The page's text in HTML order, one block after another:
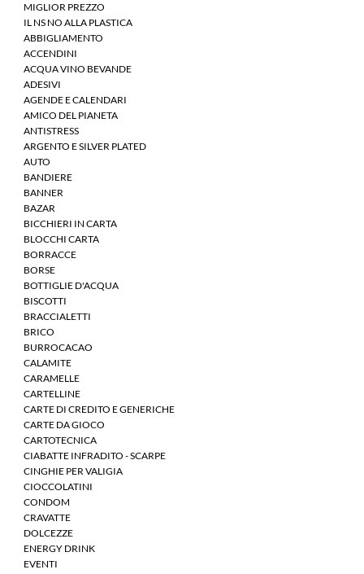
MIGLIOR PREZZO
IL NS NO ALLA PLASTICA
ABBIGLIAMENTO
ACCENDINI
ACQUA VINO BEVANDE
ADESIVI
AGENDE E CALENDARI
AMICO DEL PIANETA
ANTISTRESS
ARGENTO E SILVER PLATED
AUTO
BANDIERE
BANNER
BAZAR
BICCHIERI IN CARTA
BLOCCHI CARTA
BORRACCE
BORSE
BOTTIGLIE D'ACQUA
BISCOTTI
BRACCIALETTI
BRICO
BURROCACAO
CALAMITE
CARAMELLE
CARTELLINE
CARTE DI CREDITO E GENERICHE
CARTE DA GIOCO
CARTOTECNICA
CIABATTE INFRADITO - SCARPE
CINGHIE PER VALIGIA
CIOCCOLATINI
CONDOM
CRAVATTE
DOLCEZZE
ENERGY DRINK
EVENTI